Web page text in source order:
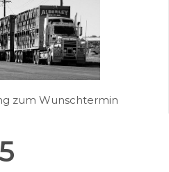
zum Wunschtermin